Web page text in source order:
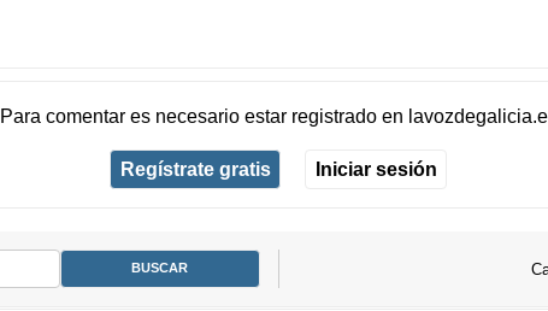
Para comentar es necesario estar registradoen
Regístrate gratis Iniciar sesión